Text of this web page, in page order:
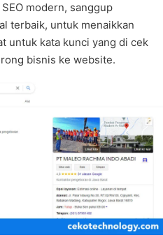
modern, sanggup
terbaik, untuk menaikkan
untuk kata kunci yang di cek
bisnis ke website.